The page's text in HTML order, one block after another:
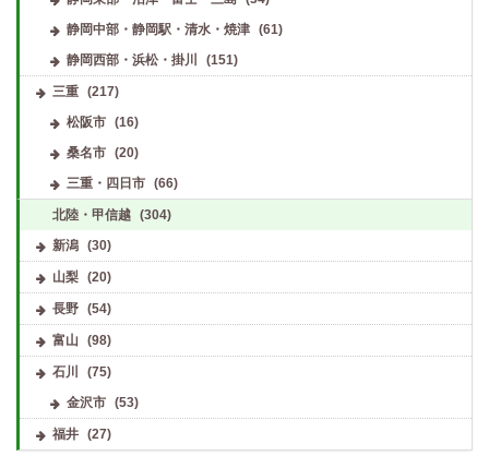
静岡中部・静岡駅・清水・焼津
(61)
静岡西部・浜松・掛川
(151)
三重 (217)
松阪市
(16)
桑名市
(20)
三重・四日市
(66)
北陸・甲信越 (304)
新潟 (30)
山梨 (20)
長野 (54)
富山 (98)
石川
(75)
金沢市
(53)
福井 (27)